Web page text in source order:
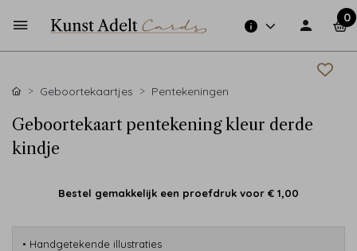
0
Geboortekaartjes Pentekeningen
Geboortekaart pentekening kleur derde
kindje
Bestel gemakkelijk een proefdruk voor € 1,00
• Handgetekende illustraties